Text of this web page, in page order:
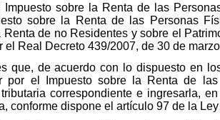
Impuesto sobre la Renta de las
sobre la Renta de las Personas
de no Residentes y sobre el
el Real Decreto 439/2007, de 30 de
que, de acuerdo con lo dispuesto en
por el Impuesto sobre la Renta de
correspondiente e ingresarla,
conforme dispone el artículo 97 de la